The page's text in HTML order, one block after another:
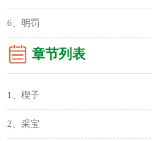
6、明罚
章节列表
1、楔子
2、采宝